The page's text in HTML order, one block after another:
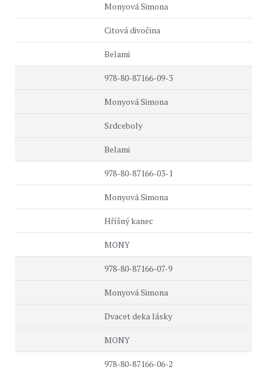
Monyová Simona
Citová divočina
Belami
978-80-87166-09-3
Monyová Simona
Srdceboly
Belami
978-80-87166-03-1
Monyová Simona
Hříšný kanec
MONY
978-80-87166-07-9
Monyová Simona
Dvacet deka lásky
MONY
978-80-87166-06-2